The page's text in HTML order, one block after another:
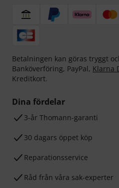
Betalningen kan göras tryggt
Banköverföring, PayPal, Klarna
Kreditkort.
Dina fördelar
3-år Thomann-garanti
30 dagars öppet köp
Reparationsservice
Råd från våra sak-experter